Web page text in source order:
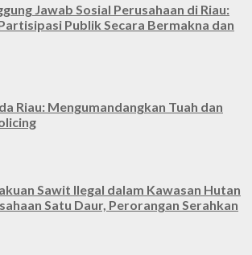
Jawab Sosial Perusahaan di Riau:
Publik Secara Bermakna dan
Riau: Mengumandangkan Tuah dan
Sawit Ilegal dalam Kawasan Hutan
Satu Daur, Perorangan Serahkan